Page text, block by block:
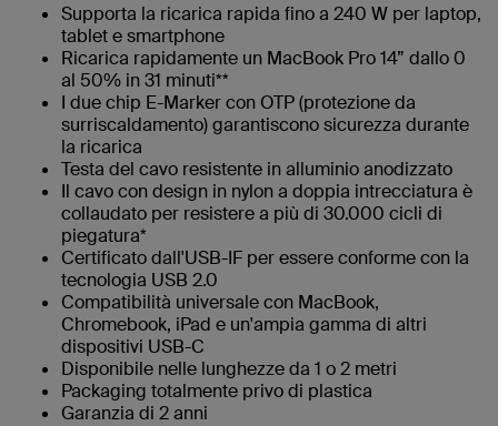
Supporta la ricarica rapida fino a 240 W per laptop,
tablet e smartphone
Ricarica rapidamente un MacBook Pro 14” dallo 0
al 50% in 31 minuti**
I due chip E-Marker con OTP (protezione da
surriscaldamento) garantiscono sicurezza durante
la ricarica
Testa del cavo resistente in alluminio anodizzato
Il cavo con design in nylon a doppia intrecciatura è
collaudato per resistere a più di 30.000 cicli di
piegatura*
Certificato dall'USB-IF per essere conforme con la
tecnologia USB 2.0
Compatibilità universale con MacBook,
Chromebook, iPad e un'ampia gamma di altri
dispositivi USB-C
Disponibile nelle lunghezze da 1 o 2 metri
Packaging totalmente privo di plastica
Garanzia di 2 anni